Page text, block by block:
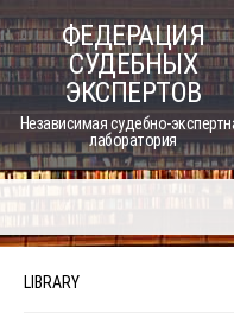
Skip
to
content
ФЕДЕРАЦИЯ
СУДЕБНЫХ
ЭКСПЕРТОВ
Независимая судебно-
лаборатория
LIBRARY